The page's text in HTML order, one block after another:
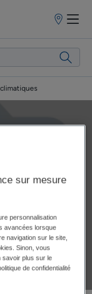
Points
vente
peau
médicaux
sur mesure
personnalisation
avancées lorsque
navigation sur le site,
Sinon, vous
savoir plus sur le
de confidentialité